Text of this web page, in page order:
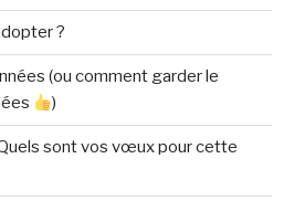
?
(ou comment garder le
)
sont vos vœux pour cette